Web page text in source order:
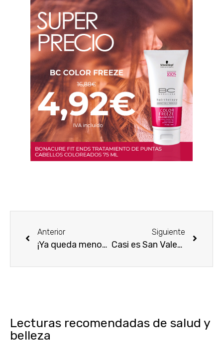
Anterior
¡Ya queda menos para Surprise de Heidi Klum!
Siguiente
Casi es San Valentín… ¡especial perfumes para ellos!
Lecturas recomendadas de salud y
belleza